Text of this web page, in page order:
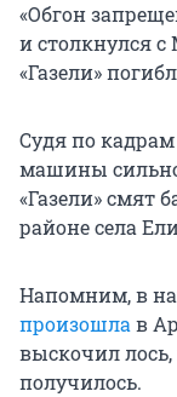
«Обгон
и столкнулся
«Газели»
Судя по
машины
«Газели» смят
районе села
Напомним, в
произошла в
выскочил
получилось.